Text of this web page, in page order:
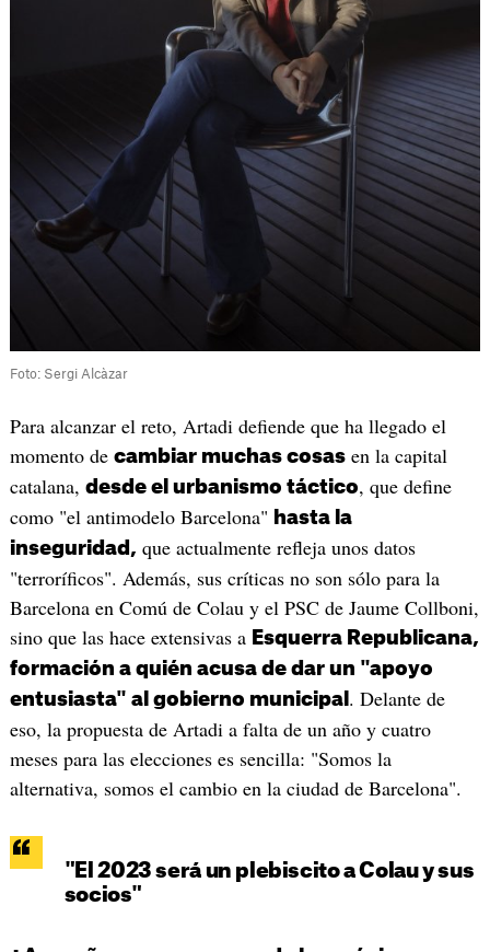
Foto: Sergi Alcàzar
Para alcanzar el reto, Artadi defiende que ha llegado el
momento de cambiar muchas cosasen la capital
catalana, desde el urbanismo táctico, que define
como "el antimodelo Barcelona" hasta la
inseguridad, que actualmente refleja unos datos
"terroríficos". Además, sus críticas no son sólo para la
Barcelona en Comú de Colau y el PSC de Jaume Collboni,
sino que las hace extensivas a Esquerra Republicana,
formación a quién acusa de dar un "apoyo
entusiasta" al gobierno municipal . Delante de
eso, la propuesta de Artadi a falta de un año y cuatro
meses para las elecciones es sencilla: "Somos la
alternativa, somos el cambio en la ciudad de Barcelona".
"El 2023 será un plebiscito a Colau y sus
socios"